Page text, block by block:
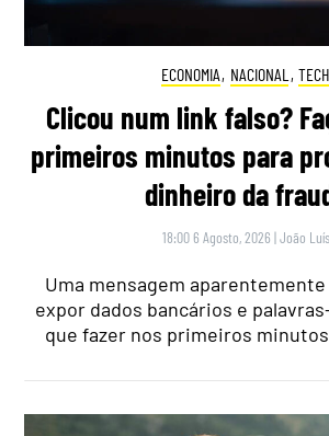
ECONOMIA, NACIONAL , TECH
Clicou num link falso?
primeiros minutos para
dinheiro da
18:00 6 Agosto, 2026 |João Luís
Uma mensagem
expor dados bancários e
que fazer nos primeiros